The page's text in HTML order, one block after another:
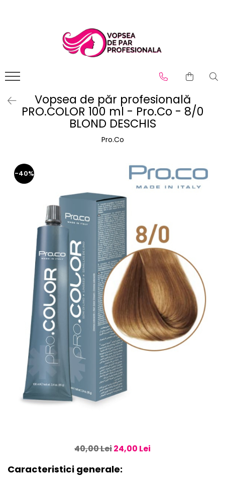
SHOT
Vopsea de păr profesională
PRO.COLOR 100 ml - Pro.Co - 8/0
BLOND DESCHIS
Pro.Co
-40%
40,00 Lei24,00 Lei
Caracteristici generale: